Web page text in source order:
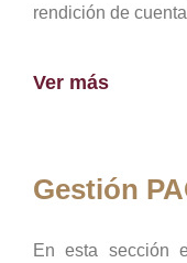
rendición de
Ver más
Gestión
En esta sección